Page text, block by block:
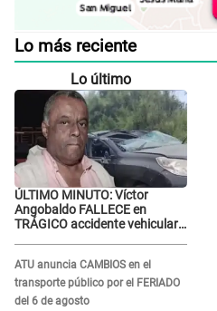
Lo más reciente
Lo último
ÚLTIMO MINUTO: Víctor
Angobaldo FALLECE en
TRÁGICO accidente vehicular
ATU anuncia CAMBIOS en el
transporte público por el FERIADO
del 6 de agosto